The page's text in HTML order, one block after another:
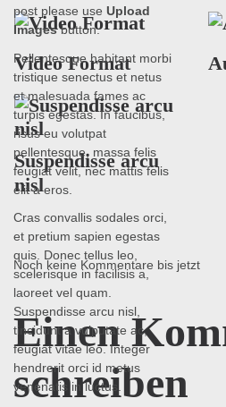
post please use Upload
Imagesbutton.
Pellentesque habitant morbi
tristique senectus et netus
et malesuada fames ac
turpis egestas. In faucibus,
risus eu volutpat
pellentesque, massa felis
feugiat velit, nec mattis felis
elit a eros.
Cras convallis sodales orci,
et pretium sapien egestas
quis. Donec tellus leo,
scelerisque in facilisis a,
laoreet vel quam.
Suspendisse arcu nisl,
tincidunt a vulputate ac,
feugiat vitae leo. Integer
hendrerit orci id metus
venenatis in luctus.
Video Format
Suspendisse arcu
nisl
Noch keine Kommentare bis jetzt
Einen
schreiben